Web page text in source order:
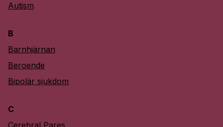
Autism
B
Barnhjärnan
Beroende
Bipolär sjukdom
C
Cerebral Pares